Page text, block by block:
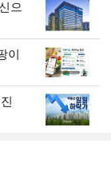
으
이